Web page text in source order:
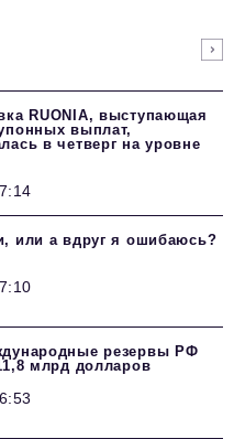
RUONIA, выступающая
выплат,
в четверг на уровне
или а вдруг я ошибаюсь?
резервы РФ
млрд долларов